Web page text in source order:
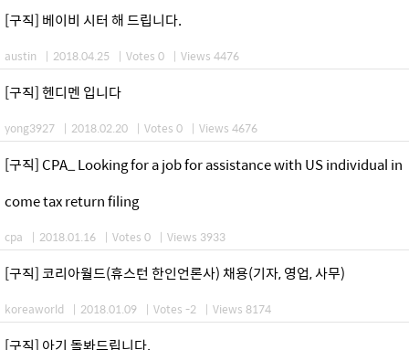
[구직] 베이비 시터 해 드립니다.
austin | 2018.04.25 | Votes 0 | Views 4476
[구직] 헨디멘 입니다
yong3927 | 2018.02.20 | Votes 0 | Views 4676
[구직] CPA_ Looking for a job for assistance with US individual in
come tax return filing
cpa | 2018.01.16 | Votes 0 | Views 3933
[구직] 코리아월드(휴스턴 한인언론사) 채용(기자, 영업, 사무)
koreaworld | 2018.01.09 | Votes -2 | Views 8174
[구직] 아기 돌봐드립니다.